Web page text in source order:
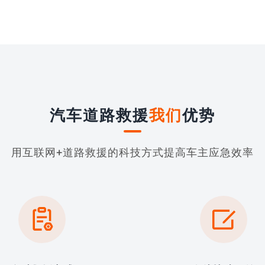
汽车道路救援我们优势
用互联网+道路救援的科技方式提高车主应急效率
 